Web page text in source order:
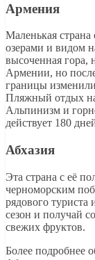
Армения
Маленькая
озерами и видом
высоченная гора,
Армении, но
границы
Пляжный отдых
Альпинизм и
действует 180
Абхазия
Эта страна с её
черноморским
рядового
сезон и получай
свежих фруктов.
Более подробнее